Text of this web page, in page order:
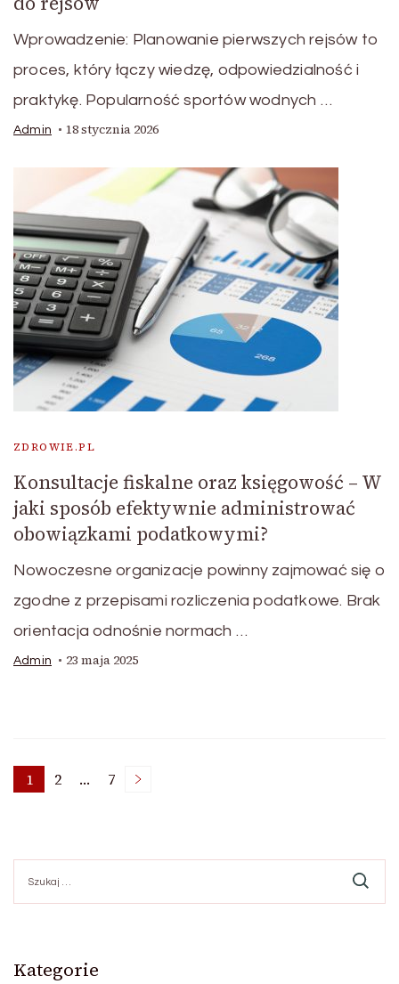
Wprowadzenie: Planowanie pierwszych rejsów to
proces, który łączy wiedzę, odpowiedzialność i
praktykę. Popularność sportów wodnych …
Admin 18 stycznia 2026
ZDROWIE.PL
Konsultacje fiskalne oraz księgowość – W
jaki sposób efektywnie administrować
obowiązkami podatkowymi?
Nowoczesne organizacje powinny zajmować się o
zgodne z przepisami rozliczenia podatkowe. Brak
orientacja odnośnie normach …
Admin 23 maja 2025
Nawigacja
po
wpisach
Page
1 Page
2 … Page
7
Kategorie